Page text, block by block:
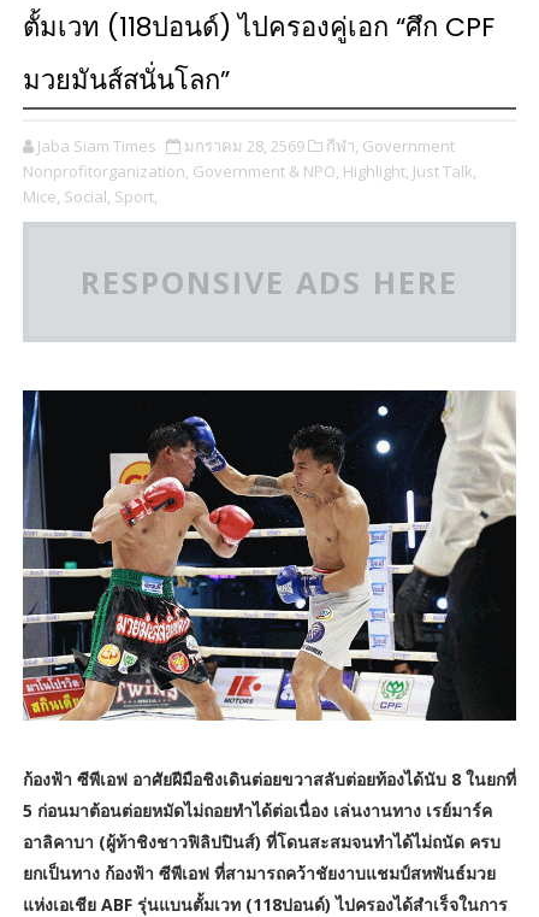
ตั้มเวท (118ปอนด์) ไปครองคู่เอก “ศึก CPF
มวยมันส์สนั่นโลก”
Jaba Siam Times มกราคม 28, 2569 กีฬา, Government
Nonprofitorganization, Government & NPO, Highlight, Just Talk,
Mice, Social, Sport,
RESPONSIVE ADS HERE
ก้องฟ้า ซีพีเอฟ อาศัยฝีมือชิงเดินต่อยขวาสลับต่อยท้องได้นับ 8 ในยกที่
5 ก่อนมาต้อนต่อยหมัดไม่ถอยทำได้ต่อเนื่อง เล่นงานทาง เรย์มาร์ค
อาลิคาบา (ผู้ท้าชิงชาวฟิลิปปินส์) ที่โดนสะสมจนทำได้ไม่ถนัด ครบ
ยกเป็นทาง ก้องฟ้า ซีพีเอฟ ที่สามารถคว้าชัยงาบแชมป์สหพันธ์มวย
แห่งเอเชีย ABF รุ่นแบนตั้มเวท (118ปอนด์) ไปครองได้สำเร็จในการ